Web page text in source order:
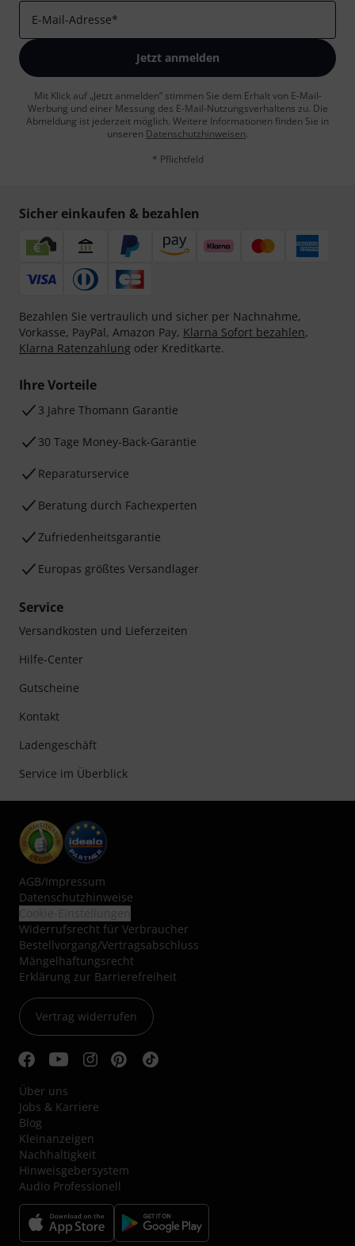
E-Mail-Adresse*
Jetzt anmelden
Mit Klick auf „Jetzt anmelden“ stimmen Sie dem Erhalt von E-Mail-
Werbung und einer Messung des E-Mail-Nutzungsverhaltens zu. Die
Abmeldung ist jederzeit möglich. Weitere Informationen finden Sie in
unseren Datenschutzhinweisen.
* Pflichtfeld
Sicher einkaufen & bezahlen
Bezahlen Sie vertraulich und sicher per Nachnahme,
Vorkasse, PayPal, Amazon Pay, Klarna Sofort bezahlen,
Klarna Ratenzahlung oder Kreditkarte.
Ihre Vorteile
3 Jahre Thomann Garantie
30 Tage Money-Back-Garantie
Reparaturservice
Beratung durch Fachexperten
Zufriedenheitsgarantie
Europas größtes Versandlager
Service
Versandkosten und Lieferzeiten
Hilfe-Center
Gutscheine
Kontakt
Ladengeschäft
Service im Überblick
AGB/Impressum
Datenschutzhinweise
Widerrufsrecht für Verbraucher
Bestellvorgang/Vertragsabschluss
Mängelhaftungsrecht
Erklärung zur Barrierefreiheit
Vertrag widerrufen
Über uns
Jobs & Karriere
Blog
Kleinanzeigen
Nachhaltigkeit
Hinweisgebersystem
Audio Professionell